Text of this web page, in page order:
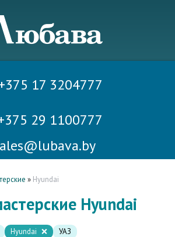
17 3204777
29 1100777
» Hyundai
Hyundai
Hyundai УАЗ